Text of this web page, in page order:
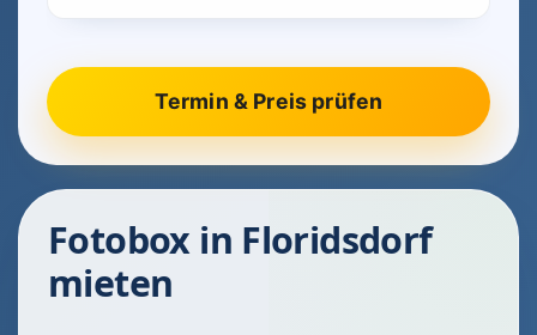
Fotobox in Floridsdorf
mieten